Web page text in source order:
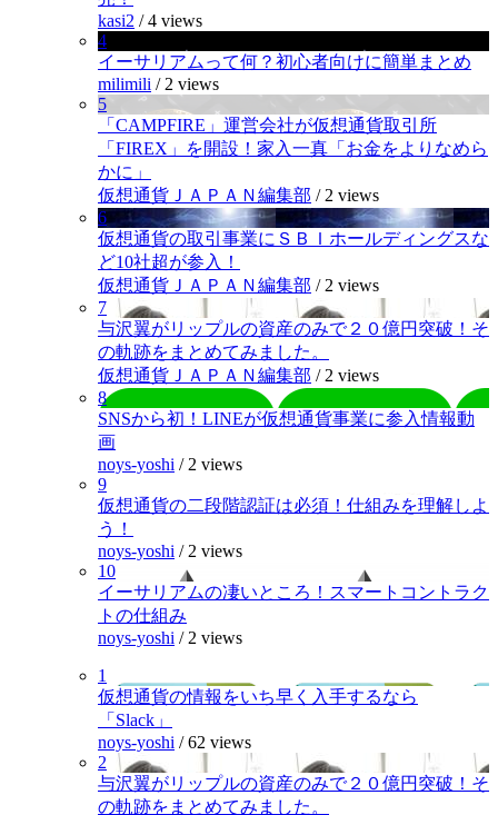
kasi2 /4 views
4
イーサリアムって何？初心者向けに簡単まとめ
milimili / 2 views
5
「CAMPFIRE」運営会社が仮想通貨取引所
「FIREX」を開設！家入一真「お金をよりなめら
かに」
仮想通貨ＪＡＰＡＮ編集部 / 2 views
6
仮想通貨の取引事業にＳＢＩホールディングスな
ど10社超が参入！
仮想通貨ＪＡＰＡＮ編集部 / 2 views
7
与沢翼がリップルの資産のみで２０億円突破！そ
の軌跡をまとめてみました。
仮想通貨ＪＡＰＡＮ編集部 / 2 views
8
SNSから初！LINEが仮想通貨事業に参入情報動
画
noys-yoshi / 2 views
9
仮想通貨の二段階認証は必須！仕組みを理解しよ
う！
noys-yoshi / 2 views
10
イーサリアムの凄いところ！スマートコントラク
トの仕組み
noys-yoshi / 2 views
1
仮想通貨の情報をいち早く入手するなら
「Slack」
noys-yoshi /62 views
2
与沢翼がリップルの資産のみで２０億円突破！そ
の軌跡をまとめてみました。